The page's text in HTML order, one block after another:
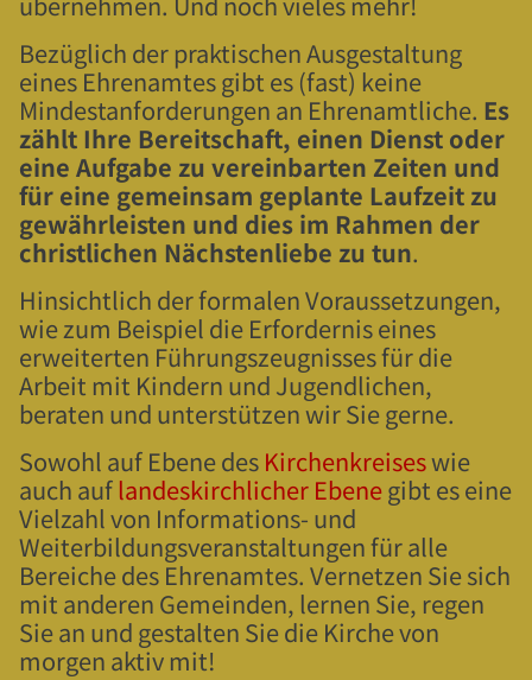
Bezüglich der praktischen Ausgestaltung
eines Ehrenamtes gibt es (fast) keine
Mindestanforderungen an Ehrenamtliche. Es
zählt Ihre Bereitschaft, einen Dienst oder
eine Aufgabe zu vereinbarten Zeiten und
für eine gemeinsam geplante Laufzeit zu
gewährleisten und dies im Rahmen der
christlichen Nächstenliebe zu tun.
Hinsichtlich der formalen Voraussetzungen,
wie zum Beispiel die Erfordernis eines
erweiterten Führungszeugnisses für die
Arbeit mit Kindern und Jugendlichen,
beraten und unterstützen wir Sie gerne.
Sowohl auf Ebene des Kirchenkreiseswie
auch auflandeskirchlicher Ebenegibt es eine
Vielzahl von Informations- und
Weiterbildungsveranstaltungen für alle
Bereiche des Ehrenamtes. Vernetzen Sie sich
mit anderen Gemeinden, lernen Sie, regen
Sie an und gestalten Sie die Kirche von
morgen aktiv mit!